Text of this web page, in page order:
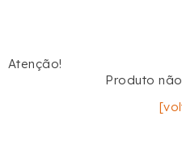
Atenção!
Produto